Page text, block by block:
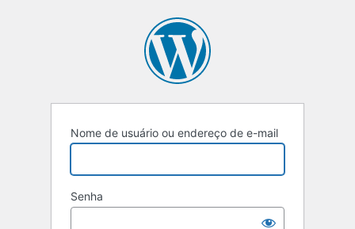
Nome de usuário ou endereço de e-mail
Senha